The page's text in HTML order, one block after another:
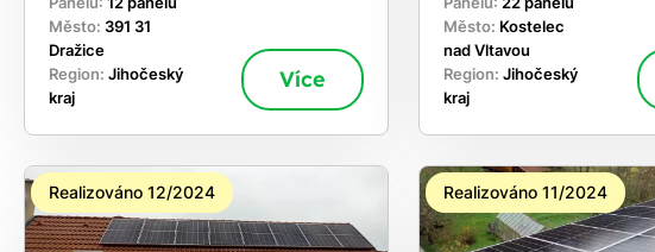
Město: 391 31
Dražice
Region: Jihočeský
kraj
Více
Město: Kostelec
nad Vltavou
Region:Jihočeský
kraj
Realizováno 12/2024 Realizováno 11/2024